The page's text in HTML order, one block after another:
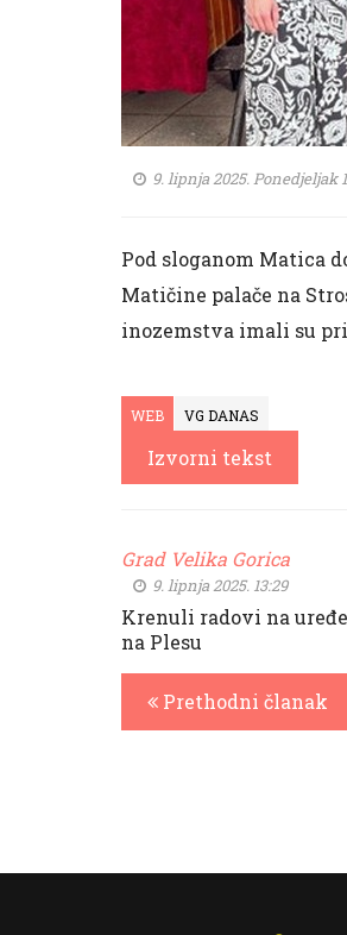
9. lipnja 2025. Ponedjeljak
Pod sloganom Matica
Matičine palače na
inozemstva imali su
WEB VG DANAS
Izvorni tekst
Grad Velika Gorica
9. lipnja 2025. 13:29
Krenuli radovi na
na Plesu
Prethodni članak